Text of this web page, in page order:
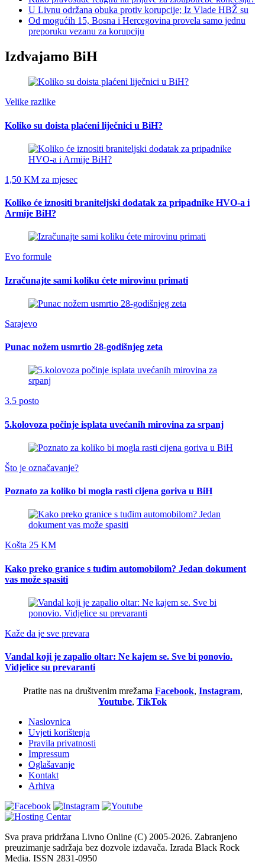
U Livnu održana obuka protiv korupcije; Iz Vlade HBŽ su
Od mogućih 15, Bosna i Hercegovina provela samo jednu
preporuku vezanu za korupciju
Izdvajamo BiH
Velike razlike
Koliko su doista plaćeni liječnici u BiH?
1,50 KM za mjesec
Koliko će iznositi braniteljski dodatak za pripadnike HVO-a i
Armije BiH?
Evo formule
Izračunajte sami koliku ćete mirovinu primati
Sarajevo
Punac nožem usmrtio 28-godišnjeg zeta
3.5 posto
5.kolovoza počinje isplata uvećanih mirovina za srpanj
Što je označavanje?
Poznato za koliko bi mogla rasti cijena goriva u BiH
Košta 25 KM
Kako preko granice s tuđim automobilom? Jedan dokument
vas može spasiti
Kaže da je sve prevara
Vandal koji je zapalio oltar: Ne kajem se. Sve bi ponovio.
Vidjelice su prevaranti
Pratite nas na društvenim mrežama Facebook, Instagram,
Youtube, TikTok
Naslovnica
Uvjeti korištenja
Pravila privatnosti
Impressum
Oglašavanje
Kontakt
Arhiva
Sva prava pridržana Livno Online (C) 2005-2026. Zabranjeno
preuzimanje sadržaja bez dozvole izdavača. Izrada Black Rock
Media. ISSN 2831-0950